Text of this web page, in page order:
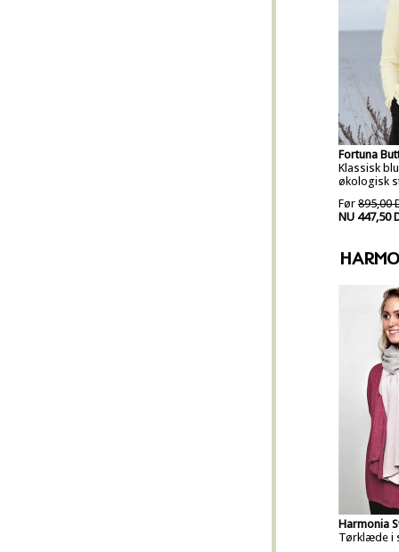
Fortuna
Klassisk
økologisk
Før 895,00
NU 447,50
Harmonia
Tørklæde i